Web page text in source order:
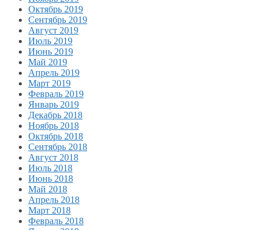
Октябрь 2019
Сентябрь 2019
Август 2019
Июль 2019
Июнь 2019
Май 2019
Апрель 2019
Март 2019
Февраль 2019
Январь 2019
Декабрь 2018
Ноябрь 2018
Октябрь 2018
Сентябрь 2018
Август 2018
Июль 2018
Июнь 2018
Май 2018
Апрель 2018
Март 2018
Февраль 2018